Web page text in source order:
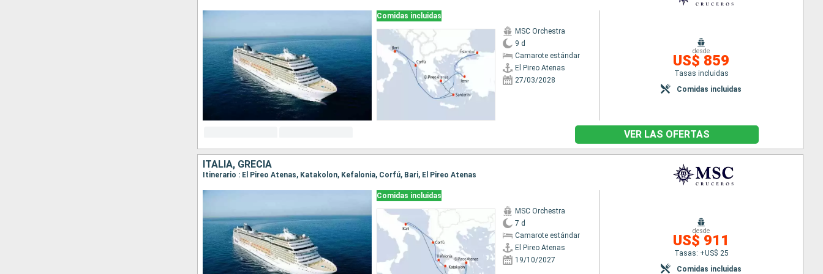
Comidas incluidas
MSC Orchestra
9 d
Camarote estándar
El Pireo Atenas
27/03/2028
desde
US$ 859
Tasas incluidas
Comidas incluidas
VER LAS OFERTAS
ITALIA, GRECIA
Itinerario : El Pireo Atenas, Katakolon, Kefalonia, Corfú, Bari, El Pireo Atenas
Comidas incluidas
MSC Orchestra
7 d
Camarote estándar
El Pireo Atenas
19/10/2027
desde
US$ 911
Tasas: +US$ 25
Comidas incluidas